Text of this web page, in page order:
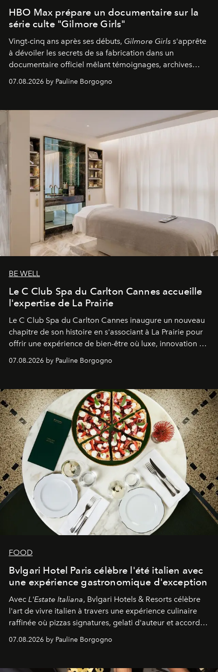
HBO Max prépare un documentaire sur la
série culte "Gilmore Girls"
Vingt-cinq ans après ses débuts, Gilmore Girls s'apprête
à dévoiler les secrets de sa fabrication dans un
documentaire officiel mêlant témoignages, archives
inédites et plongée dans les coulisses d'un phénomène
générationnel.
07.08.2026 by Pauline Borgogno
BE WELL
Le C Club Spa du Carlton Cannes accueille
l'expertise de La Prairie
Le C Club Spa du Carlton Cannes inaugure un nouveau
chapitre de son histoire en s'associant à La Prairie pour
offrir une expérience de bien-être où luxe, innovation et
expertise se rencontrent.
07.08.2026 by Pauline Borgogno
FOOD
Bvlgari Hotel Paris célèbre l'été italien avec
une expérience gastronomique d'exception
Avec L'Estate Italiana, Bvlgari Hotels & Resorts célèbre
l'art de vivre italien à travers une expérience culinaire
raffinée où pizzas signatures, gelati d'auteur et accords
d'exception composent un véritable voyage sensoriel.
07.08.2026 by Pauline Borgogno